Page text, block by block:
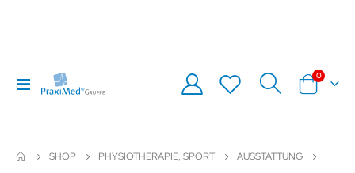
Navigation
umschalten
Warenkorb
0Artikel
SHOP PHYSIOTHERAPIE, SPORT
AUSSTATTUNG